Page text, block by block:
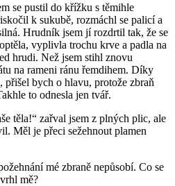
se pustil do křížku s těmihle
k sukubě, rozmáchl se palicí a
Hrudník jsem jí rozdrtil tak, že se
vyplivla trochu krve a padla na
hrudi. Než jsem stihl znovu
na rameni ránu řemdihem. Díky
bych o hlavu, protože zbraň
to odnesla jen tvář.
těla!“ zařval jsem z plných plic, ale
Měl je přeci sežehnout plamen
mé zbraně nepůsobí. Co se
mě?